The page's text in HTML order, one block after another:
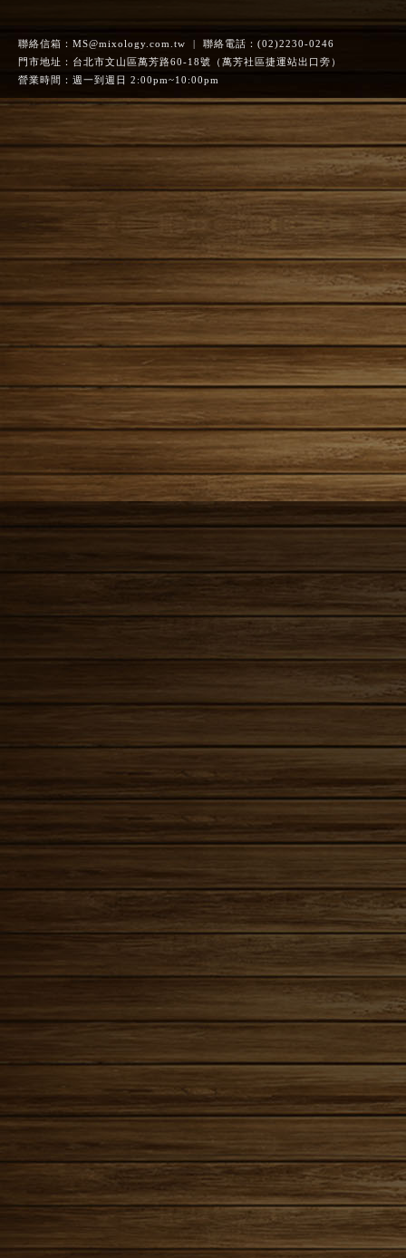
聯絡信箱： MS@mixology.com.tw | 聯絡電話：(02)2230-0246
門市地址：台北市文山區萬芳路60-18號（萬芳社區捷運站出口旁）
營業時間：週一到週日 2:00pm~10:00pm